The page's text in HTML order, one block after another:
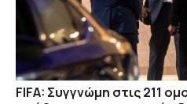
FIFA: Συγγνώμη στις 211